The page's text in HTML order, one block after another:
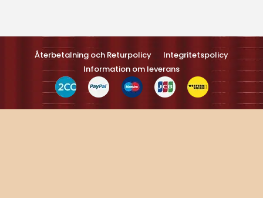
Återbetalning och Returpolicy
Integritetspolicy
Information om leverans
Turns on site high speed to be attractive feller people and search
engines.